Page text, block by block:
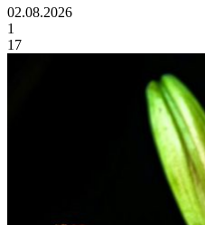
02.08.2026
1
17